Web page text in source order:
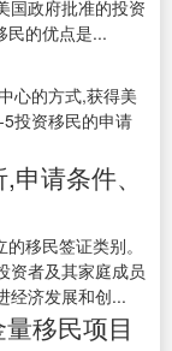
国政府批准的投资
民的优点是...
心的方式,获得美
投资移民的申请
请条件、
移民签证类别。
资者及其家庭成员
经济发展和创...
移民项目